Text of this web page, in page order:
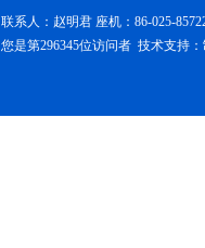
联系人：赵明君 座机：86-025-
您是第296345位访问者 技术支持：